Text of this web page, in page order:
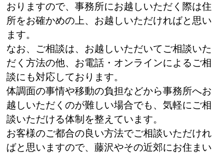
おりますので、事務所にお越しいただく際は住
所をお確かめの上、お越しいただければと思い
ます。
なお、ご相談は、お越しいただいてご相談いた
だく方法の他、お電話・オンラインによるご相
談にも対応しております。
体調面の事情や移動の負担などから事務所へお
越しいただくのが難しい場合でも、気軽にご相
談いただける体制を整えています。
お客様のご都合の良い方法でご相談いただけれ
ばと思いますので、藤沢やその近郊にお住まい